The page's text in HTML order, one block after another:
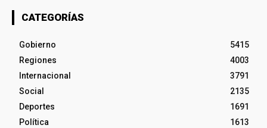
CATEGORÍAS
Gobierno
5415
Regiones
4003
Internacional
3791
Social
2135
Deportes
1691
Política
1613